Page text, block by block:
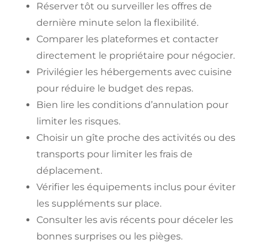
Réserver tôt ou surveiller les offres de
dernière minute selon la flexibilité.
Comparer les plateformes et contacter
directement le propriétaire pour négocier.
Privilégier les hébergements avec cuisine
pour réduire le budget des repas.
Bien lire les conditions d’annulation pour
limiter les risques.
Choisir un gîte proche des activités ou des
transports pour limiter les frais de
déplacement.
Vérifier les équipements inclus pour éviter
les suppléments sur place.
Consulter les avis récents pour déceler les
bonnes surprises ou les pièges.